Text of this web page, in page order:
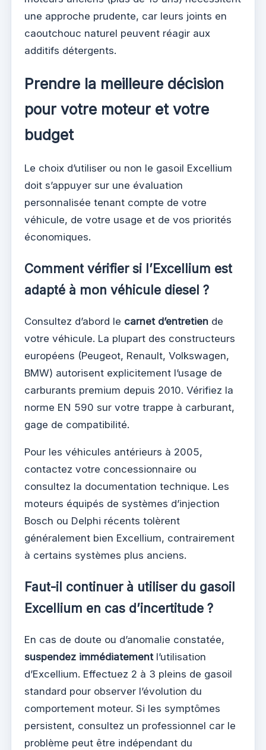
une approche prudente, car leurs joints en
caoutchouc naturel peuvent réagir aux
additifs détergents.
Prendre la meilleure décision
pour votre moteur et votre
budget
Le choix d’utiliser ou non le gasoil Excellium
doit s’appuyer sur une évaluation
personnalisée tenant compte de votre
véhicule, de votre usage et de vos priorités
économiques.
Comment vérifier si l’Excellium est
adapté à mon véhicule diesel ?
Consultez d’abord le carnet d’entretien de
votre véhicule. La plupart des constructeurs
européens (Peugeot, Renault, Volkswagen,
BMW) autorisent explicitement l’usage de
carburants premium depuis 2010. Vérifiez la
norme EN 590 sur votre trappe à carburant,
gage de compatibilité.
Pour les véhicules antérieurs à 2005,
contactez votre concessionnaire ou
consultez la documentation technique. Les
moteurs équipés de systèmes d’injection
Bosch ou Delphi récents tolèrent
généralement bien Excellium, contrairement
à certains systèmes plus anciens.
Faut-il continuer à utiliser du gasoil
Excellium en cas d’incertitude ?
En cas de doute ou d’anomalie constatée,
suspendez immédiatementl’utilisation
d’Excellium. Effectuez 2 à 3 pleins de gasoil
standard pour observer l’évolution du
comportement moteur. Si les symptômes
persistent, consultez un professionnel car le
problème peut être indépendant du